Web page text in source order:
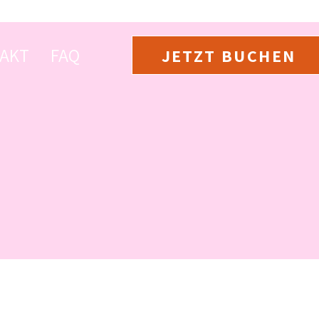
FAQ JETZT BUCHEN